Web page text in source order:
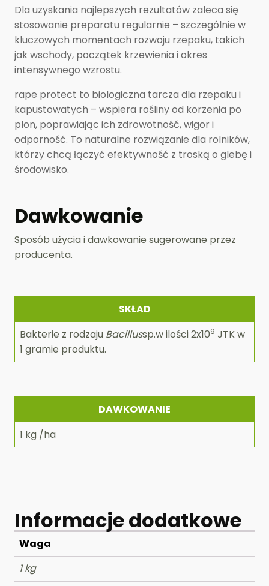
Dla uzyskania najlepszych rezultatów zaleca się
stosowanie preparatu regularnie – szczególnie w
kluczowych momentach rozwoju rzepaku, takich
jak wschody, początek krzewienia i okres
intensywnego wzrostu.
rape protect to biologiczna tarcza dla rzepaku i
kapustowatych – wspiera rośliny od korzenia po
plon, poprawiając ich zdrowotność, wigor i
odporność. To naturalne rozwiązanie dla rolników,
którzy chcą łączyć efektywność z troską o glebę i
środowisko.
Dawkowanie
Sposób użycia i dawkowanie sugerowane przez
producenta.
SKŁAD
Bakterie z rodzaju Bacillussp.w ilości 2x109 JTK w
1 gramie produktu.
DAWKOWANIE
1 kg /ha
Informacje dodatkowe
Waga
1 kg